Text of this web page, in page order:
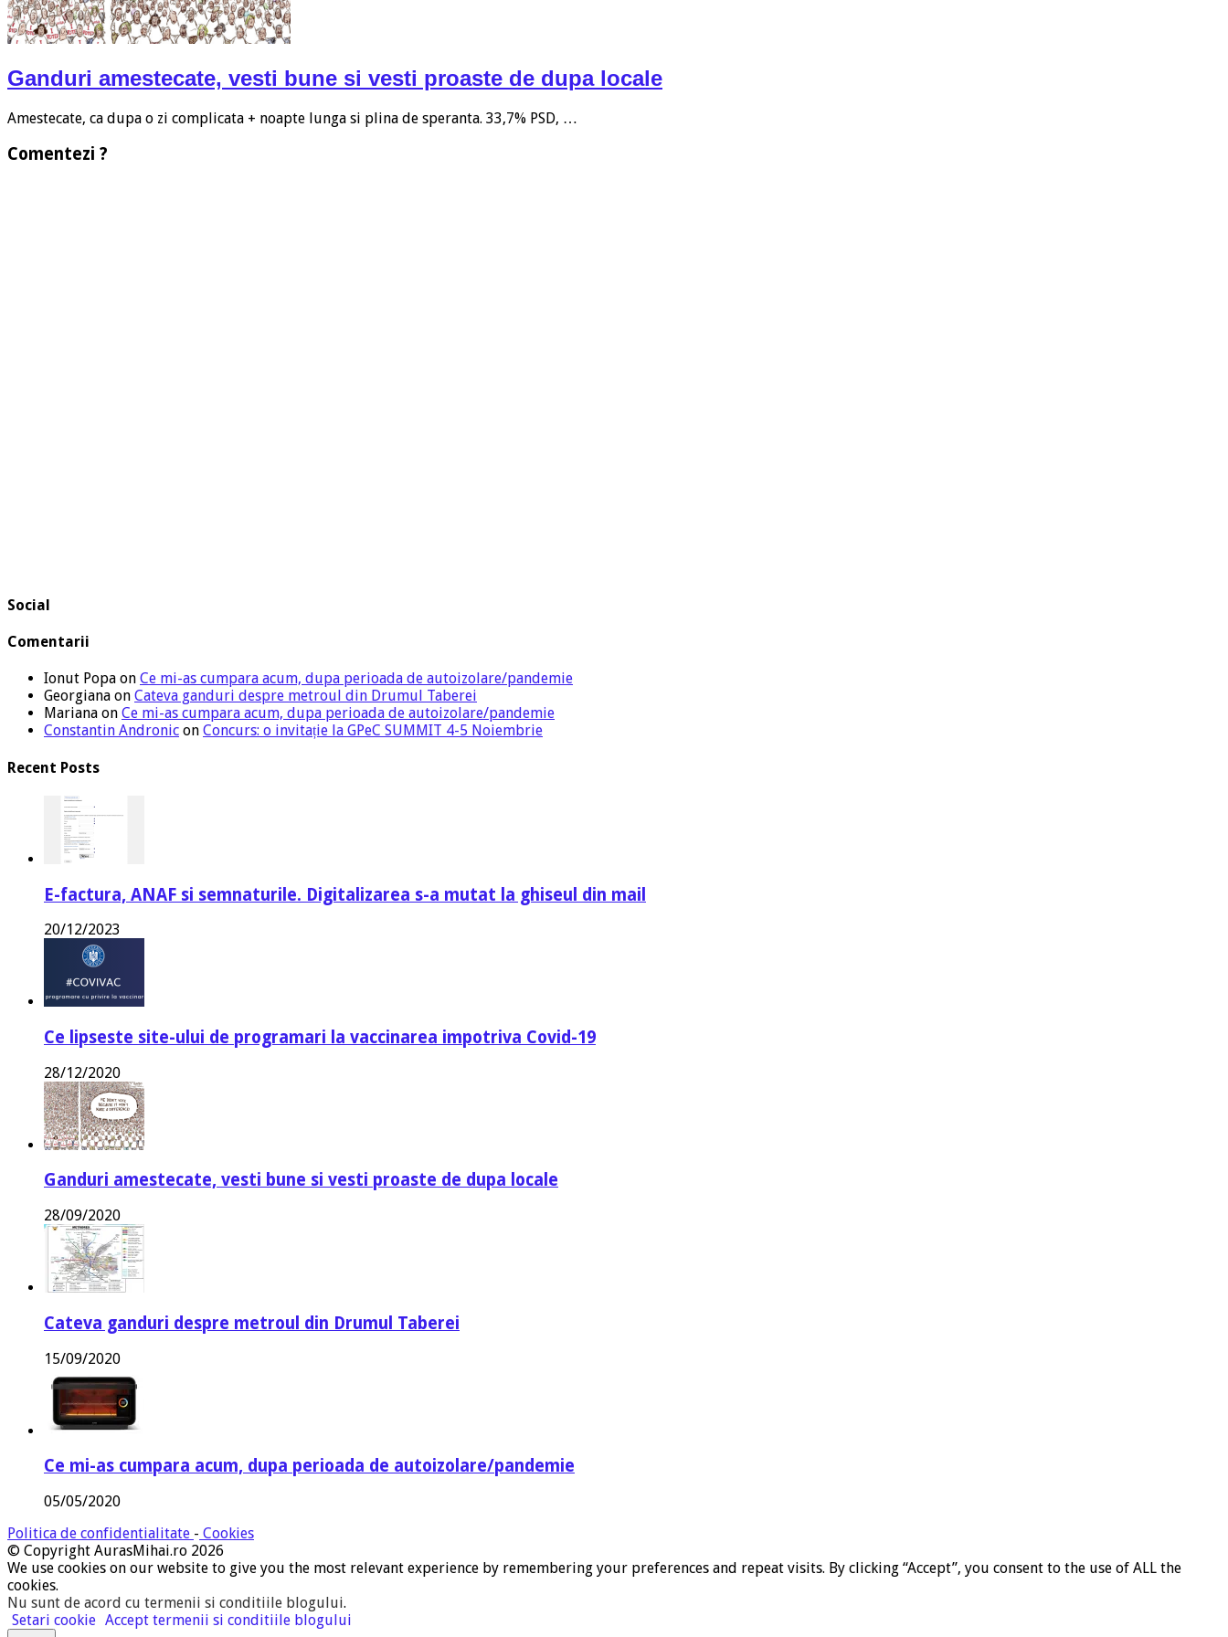
Ganduri amestecate, vesti bune si vesti proaste de dupa locale
Amestecate, ca dupa o zi complicata + noapte lunga si plina de speranta. 33,7% PSD, …
Comentezi ?
Social
Comentarii
Ionut Popa on Ce mi-as cumpara acum, dupa perioada de autoizolare/pandemie
Georgiana on Cateva ganduri despre metroul din Drumul Taberei
Mariana on Ce mi-as cumpara acum, dupa perioada de autoizolare/pandemie
Constantin Andronic on Concurs: o invitație la GPeC SUMMIT 4-5 Noiembrie
Recent Posts
E-factura, ANAF si semnaturile. Digitalizarea s-a mutat la ghiseul din mail
20/12/2023
Ce lipseste site-ului de programari la vaccinarea impotriva Covid-19
28/12/2020
Ganduri amestecate, vesti bune si vesti proaste de dupa locale
28/09/2020
Cateva ganduri despre metroul din Drumul Taberei
15/09/2020
Ce mi-as cumpara acum, dupa perioada de autoizolare/pandemie
05/05/2020
Politica de confidentialitate - Cookies
© Copyright AurasMihai.ro 2026
We use cookies on our website to give you the most relevant experience by remembering your preferences and repeat visits. By clicking “Accept”, you consent to the use of ALL the
cookies.
Nu sunt de acord cu termenii si conditiile blogului.
Setari cookie Accept termenii si conditiile blogului